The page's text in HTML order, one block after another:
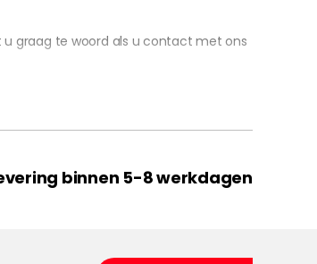
graag te woord als u contact met ons
binnen 5-8 werkdagen